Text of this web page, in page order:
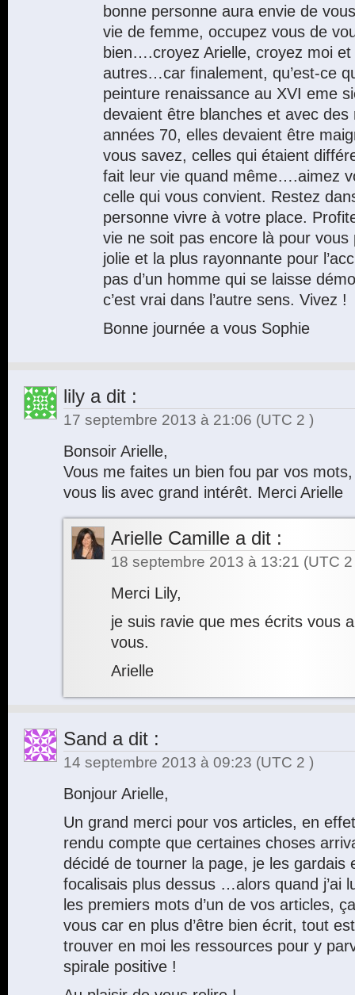
bonne personne aura envie de
vie de femme, occupez vous de
bien….croyez Arielle, croyez moi
autres…car finalement, qu’est-ce
peinture renaissance au XVI eme
devaient être blanches et avec des
années 70, elles devaient être
vous savez, celles qui étaient
fait leur vie quand même….aimez
celle qui vous convient. Restez
personne vivre à votre place.
vie ne soit pas encore là pour
jolie et la plus rayonnante pour
pas d’un homme qui se laisse
c’est vrai dans l’autre sens. Vivez !
Bonne journée a vous Sophie
lily a dit :
17 septembre 2013 à 21:06 (UTC 2 )
Bonsoir Arielle,
Vous me faites un bien fou par vos
vous lis avec grand intérêt. Merci Arielle
Arielle Camille a dit :
18 septembre 2013 à 13:21 (UTC
Merci Lily,
je suis ravie que mes écrits vous
vous.
Arielle
Sand a dit :
14 septembre 2013 à 09:23 (UTC 2 )
Bonjour Arielle,
Un grand merci pour vos articles, en
rendu compte que certaines choses
décidé de tourner la page, je les gardais
focalisais plus dessus …alors quand j’ai
les premiers mots d’un de vos articles,
vous car en plus d’être bien écrit, tout
trouver en moi les ressources pour y
spirale positive !